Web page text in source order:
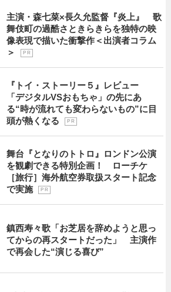
主演・森七菜×長久允監督『炎上』 歌
舞伎町の過酷さときらきらを独特の映
像表現で描いた衝撃作＜出演者コラム
＞
P R
『トイ・ストーリー５』レビュー
「デジタルVSおもちゃ」の先にあ
る“時が流れても変わらないもの”に目
頭が熱くなる
P R
舞台『となりのトトロ』ロンドン公演
を観劇できる特別企画！ ローチケ
［旅行］海外航空券取扱スタート記念
で実施
P R
鎮西寿々歌「お芝居を辞めようと思っ
てからの再スタートだった」 主演作
で再会した“演じる喜び”